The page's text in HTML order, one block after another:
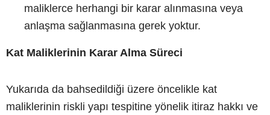
maliklerce herhangi bir karar alınmasına veya
anlaşma sağlanmasına gerek yoktur.
Kat Maliklerinin Karar Alma Süreci
Yukarıda da bahsedildiği üzere öncelikle kat
maliklerinin riskli yapı tespitine yönelik itiraz hakkı ve